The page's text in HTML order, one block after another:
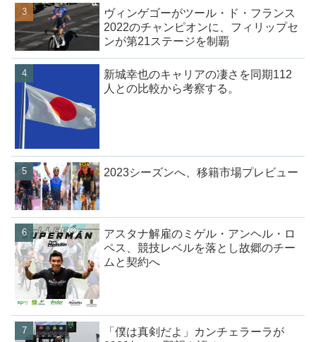
ヴィンゲゴーがツール・ド・フランス
2022のチャンピオンに、フィリップセ
ンが第21ステージを制覇
新城幸也のキャリアの凄さを同期112
人との比較から考察する。
2023シーズンへ、移籍市場プレビュー
アスタナ解雇のミゲル・アンヘル・ロ
ペス、競技レベルを落とし故郷のチー
ムと契約へ
「僕は真剣だよ」カンチェラーラが